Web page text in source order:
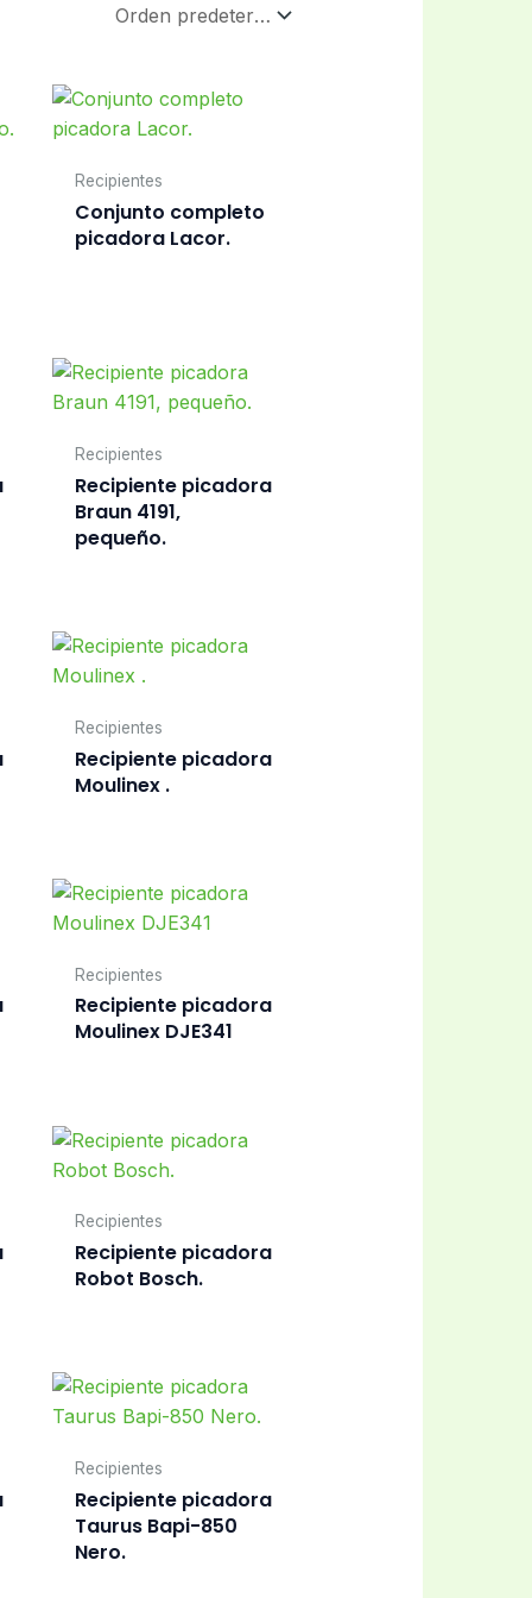
Recipientes
Conjunto completo
picadora Lacor.
Recipientes
Recipiente picadora
Braun 4191,
pequeño.
Recipientes
Recipiente picadora
Moulinex .
Recipientes
Recipiente picadora
Moulinex DJE341
Recipientes
Recipiente picadora
Robot Bosch.
Recipientes
Recipiente picadora
Taurus Bapi-850
Nero.